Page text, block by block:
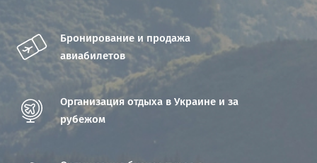
Бронирование и продажа
авиабилетов
Организация отдыха в Украине и за
рубежом